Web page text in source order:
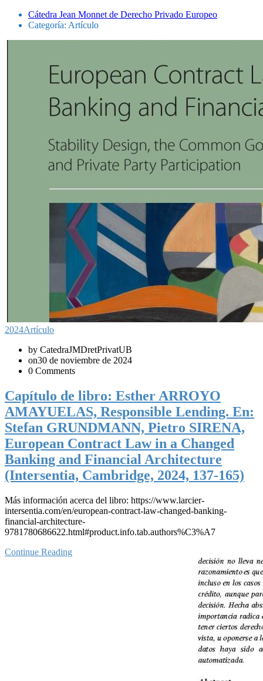
Cátedra Jean Monnet de Derecho Privado Europeo
Categoría: Artículo
2024Artículo
by CatedraJMDretPrivatUB
on30 de noviembre de 2024
0 Comments
Capítulo de libro: Esther ARROYO
AMAYUELAS, Responsible Lending. En:
Stefan GRUNDMANN, Pietro SIRENA,
European Contract Law in a Changed
Banking and Financial Architecture
(Intersentia, Cambridge, 2024, 137-165)
Más información acerca del libro: https://www.larcier-
intersentia.com/en/european-contract-law-changed-banking-
financial-architecture-
9781780686622.html#product.info.tab.authors%C3%A7
Continue Reading